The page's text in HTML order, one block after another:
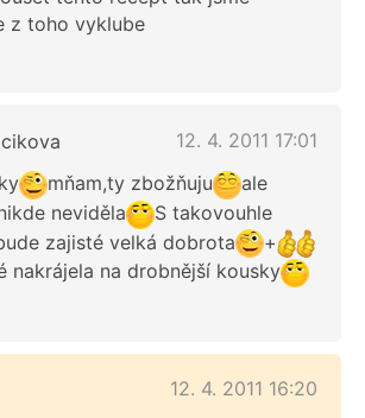
z toho vyklube
12. 4. 2011 17:01
mňam,ty zbožňuju
ale
neviděla
S takovouhle
zajisté velká dobrota
+
nakrájela na drobnější kousky
12. 4. 2011 16:20